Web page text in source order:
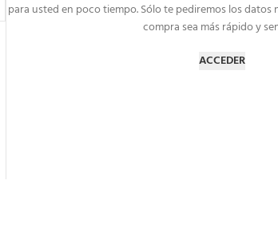
para usted en poco tiempo.Sólo te pediremos los datos
compra sea más rápido y
ACCEDER